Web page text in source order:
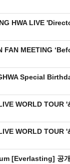
[Everlasting] 공개